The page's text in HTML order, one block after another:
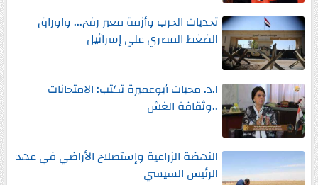
تحديات الحرب وأزمة معبر رفح... واوراق
الضغط المصري علي إسرائيل
ا.د. محبات أبوعميرة تكتب: الامتحانات
..وثقافة الغش
النهضة الزراعية وإستصلاح الأراضي في عهد
الرئيس السيسي